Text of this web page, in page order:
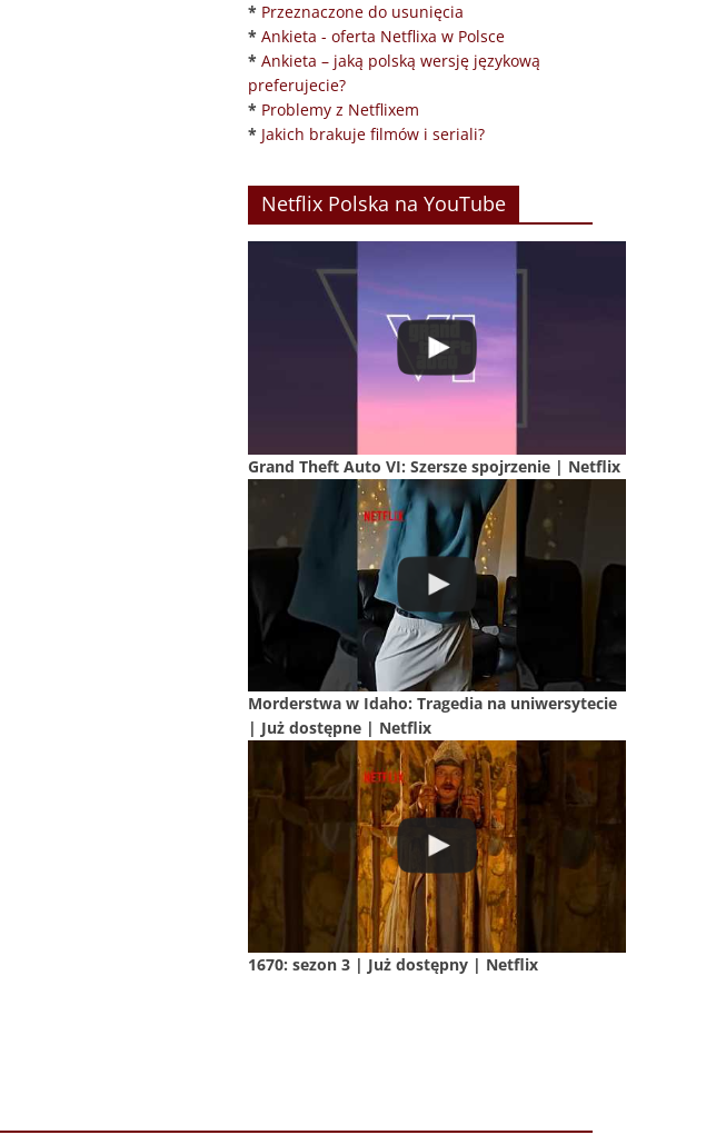
* Przeznaczone do usunięcia
* Ankieta - oferta Netflixa w Polsce
* Ankieta – jaką polską wersję językową
preferujecie?
* Problemy z Netflixem
* Jakich brakuje filmów i seriali?
Netflix Polska na YouTube
Grand Theft Auto VI: Szersze spojrzenie | Netflix
Morderstwa w Idaho: Tragedia na uniwersytecie
| Już dostępne | Netflix
1670: sezon 3 | Już dostępny | Netflix